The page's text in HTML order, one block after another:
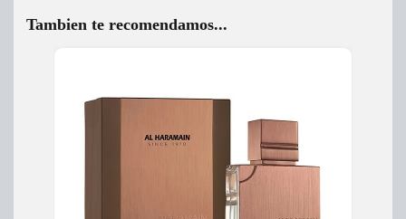
Tambien te recomendamos...